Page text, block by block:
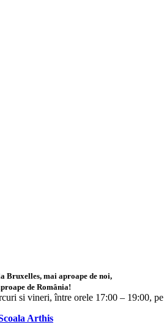
Bruxelles, mai aproape de noi,
de România!
si vineri, între orele 17:00 – 19:00, pe
Arthis